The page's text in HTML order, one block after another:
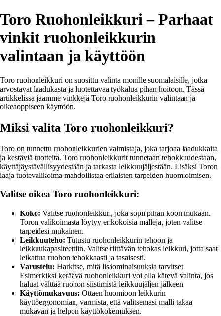
Toro Ruohonleikkuri – Parhaat
vinkit ruohonleikkurin
valintaan ja käyttöön
Toro ruohonleikkuri on suosittu valinta monille suomalaisille, jotka
arvostavat laadukasta ja luotettavaa työkalua pihan hoitoon. Tässä
artikkelissa jaamme vinkkejä Toro ruohonleikkurin valintaan ja
oikeaoppiseen käyttöön.
Miksi valita Toro ruohonleikkuri?
Toro on tunnettu ruohonleikkurien valmistaja, joka tarjoaa laadukkaita
ja kestäviä tuotteita. Toro ruohonleikkurit tunnetaan tehokkuudestaan,
käyttäjäystävällisyydestään ja tarkasta leikkuujäljestään. Lisäksi Toron
laaja tuotevalikoima mahdollistaa erilaisten tarpeiden huomioimisen.
Valitse oikea Toro ruohonleikkuri:
Koko: Valitse ruohonleikkuri, joka sopii pihan koon mukaan.
Toron valikoimasta löytyy erikokoisia malleja, joten valitse
tarpeidesi mukainen.
Leikkuuteho: Tutustu ruohonleikkurin tehoon ja
leikkuukapasiteettiin. Valitse riittävän tehokas leikkuri, jotta saat
leikattua ruohon tehokkaasti ja tasaisesti.
Varustelu: Harkitse, mitä lisäominaisuuksia tarvitset.
Esimerkiksi keräävä ruohonleikkuri voi olla kätevä valinta, jos
haluat välttää ruohon siistimistä leikkuujäljen jälkeen.
Käyttömukavuus: Ottaen huomioon leikkurin
käyttöergonomian, varmista, että valitsemasi malli takaa
mukavan ja helpon käyttökokemuksen.